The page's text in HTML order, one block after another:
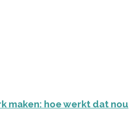
maken: hoe werkt dat nou